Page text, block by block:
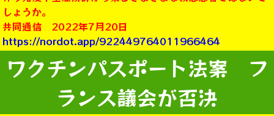
しょうか。
共同通信 2022年7月20日
https://nordot.app/922449764011966464
ワクチンパスポート法案 フ
ランス議会が否決